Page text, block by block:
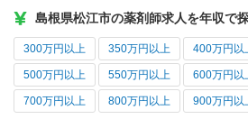
島根県松江市の薬剤師求人を年収で
300万円以上 350万円以上 400万円以
500万円以上 550万円以上 600万円以
700万円以上 800万円以上 900万円以